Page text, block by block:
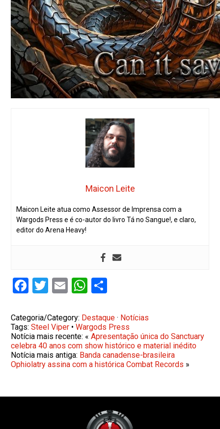
Maicon Leite
Maicon Leite atua como Assessor de Imprensa com a
Wargods Press e é co-autor do livro Tá no Sangue!, e claro,
editor do Arena Heavy!
Facebook
Twitter
EmailWhatsApp
Categoria/Category: Destaque · Notícias
Tags:Steel Viper •Wargods Press
Notícia mais recente: «Apresentação única do Sanctuary
celebra 40 anos com show histórico e material inédito
Notícia mais antiga: Banda canadense-brasileira
Ophiolatry assina com a histórica Combat Records »